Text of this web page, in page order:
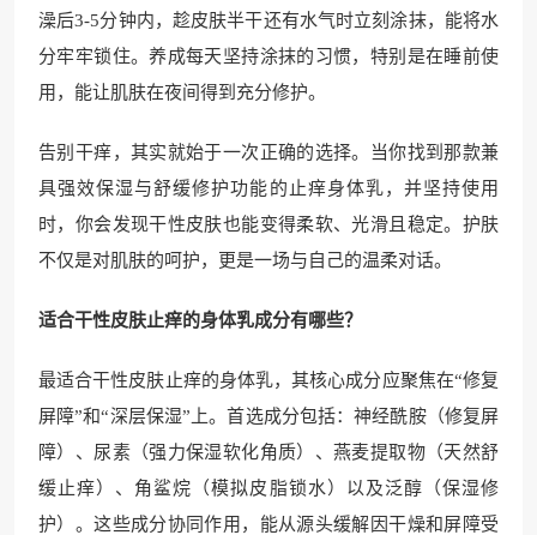
澡后3-5分钟内，趁皮肤半干还有水气时立刻涂抹，能将水
分牢牢锁住。养成每天坚持涂抹的习惯，特别是在睡前使
用，能让肌肤在夜间得到充分修护。
告别干痒，其实就始于一次正确的选择。当你找到那款兼
具强效保湿与舒缓修护功能的止痒身体乳，并坚持使用
时，你会发现干性皮肤也能变得柔软、光滑且稳定。护肤
不仅是对肌肤的呵护，更是一场与自己的温柔对话。
适合干性皮肤止痒的身体乳成分有哪些？
最适合干性皮肤止痒的身体乳，其核心成分应聚焦在“修复
屏障”和“深层保湿”上。首选成分包括：神经酰胺（修复屏
障）、尿素（强力保湿软化角质）、燕麦提取物（天然舒
缓止痒）、角鲨烷（模拟皮脂锁水）以及泛醇（保湿修
护）。这些成分协同作用，能从源头缓解因干燥和屏障受